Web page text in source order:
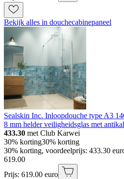
Bekijk alles in douchecabinepaneel
Sealskin Inc. Inloopdouche type A3
8 mm helder veiligheidsglas met
433.30 met Club Karwei
30% korting30% korting
30% korting, voordeelprijs: 433.30
619.00
Prijs: 619.00 euro